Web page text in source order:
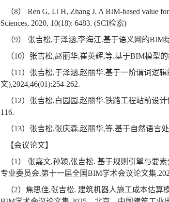
（8）
Ren G, Li H, Zhang J. A BIM-based value
Sciences, 2020, 10(18): 6483. (SCI检索)
（9） 张吉松,于泽涵,李海江.基于语义网的BIM
（10）张吉松,赵丽华,崔英辉,等.基于BIM模型
（11 ）张吉松,于泽涵,赵丽华.基于一阶谓词逻
文),2024,46(01):254-262.
（12）张吉松,白园园 ,赵丽华.铁路工程站前设
116.
（13）张吉松,张庆森,赵丽华,等.基于自然语言
【会议论文】
（1 ） 张嘉文,孙颖,张吉松. 基于规则引擎与要素
专业委员会.第十一届全国BIM学术会议论文集
（2）焦思佳,张吉松. 建筑机器人施工成本估算